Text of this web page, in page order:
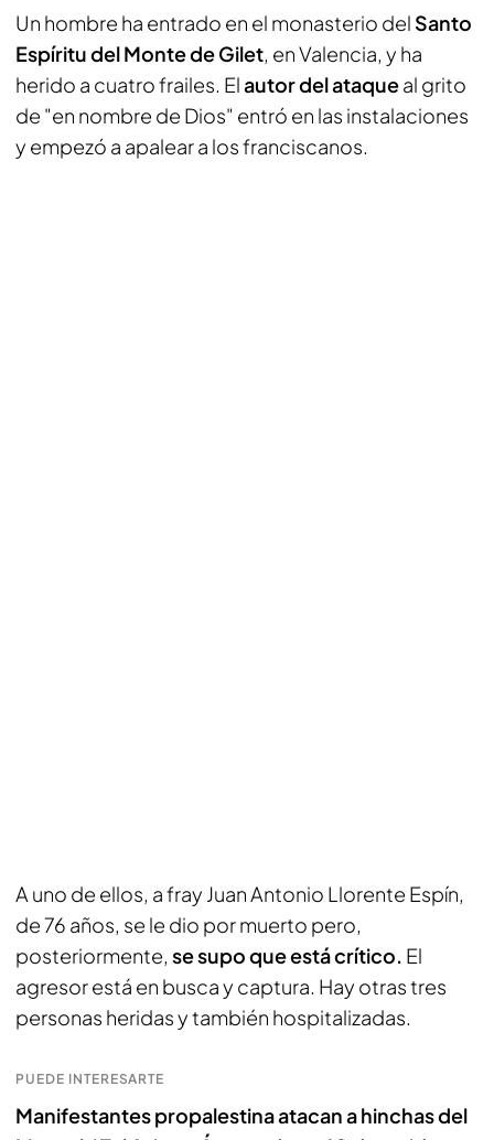
Un hombre ha entrado en el monasterio del Santo
Espíritu del Monte de Gilet, en Valencia, y ha
herido a cuatro frailes. Elautor del ataqueal grito
de "en nombre de Dios" entró en las instalaciones
y empezó a apalear a los franciscanos.
A uno de ellos, a fray Juan Antonio Llorente Espín,
de 76 años, se le dio por muerto pero,
posteriormente, se supo que está crítico. El
agresor está en busca y captura. Hay otras tres
personas heridas y también hospitalizadas.
PUEDE INTERESARTE
Manifestantes propalestina atacan a hinchas del